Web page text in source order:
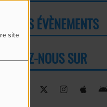
site
ÉVÈNEMENTS
NOUS SUR